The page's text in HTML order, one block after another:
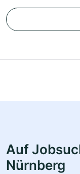
Auf
Nürnberg